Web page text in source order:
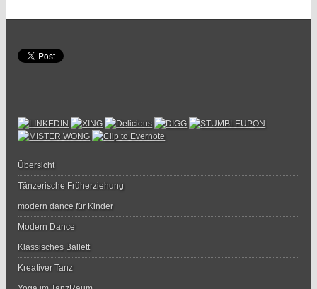
Übersicht
Tänzerische Früherziehung
modern dance für Kinder
Modern Dance
Klassisches Ballett
Kreativer Tanz